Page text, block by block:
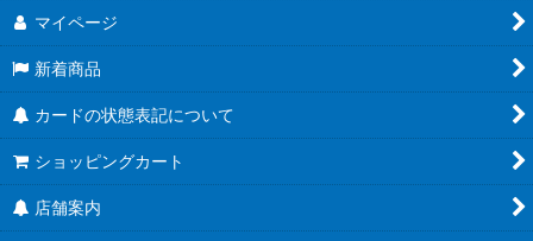
マイページ
新着商品
カードの状態表記について
ショッピングカート
店舗案内